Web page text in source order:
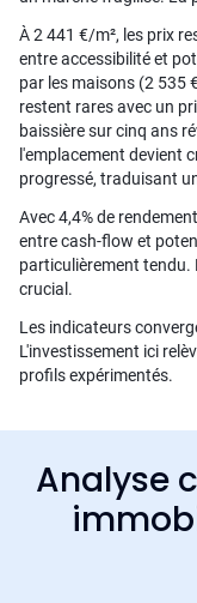
À 2 441 €/m², les prix
entre accessibilité et
par les maisons (2 535
restent rares avec un
baissière sur cinq ans
l'emplacement devient
progressé, traduisant
Avec 4,4% de
entre cash-flow et
particulièrement tendu.
crucial.
Les indicateurs
L'investissement ici
profils expérimentés.
Analyse